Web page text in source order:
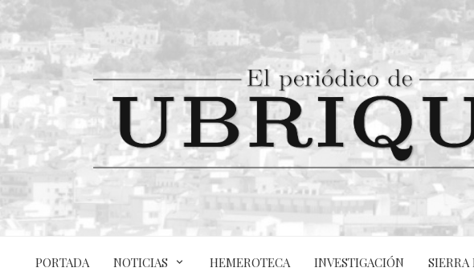
PORTADA NOTICIAS HEMEROTECA INVESTIGACIÓN